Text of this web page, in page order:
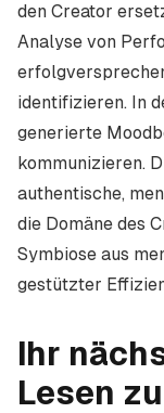
den Creator
Analyse von
identifizieren. In
generierte
kommunizieren.
authentische,
die Domäne des
Symbiose aus
gestützter
Ihr
Lesen